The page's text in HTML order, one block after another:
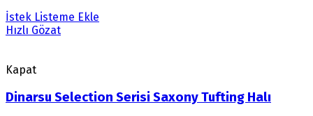
İstek Listeme Ekle
Hızlı Gözat
Kapat
Dinarsu Selection Serisi Saxony Tufting Halı